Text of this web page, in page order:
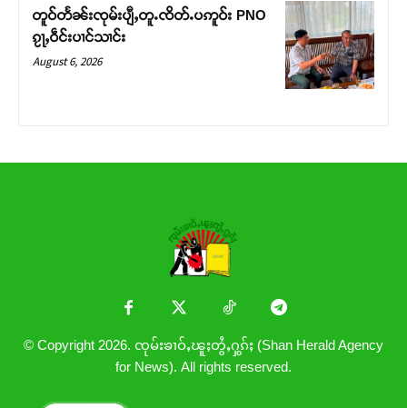
တူဝ်တႅၼ်းၸုမ်းပျီႇတူႉၸိတ်ႉပဢူဝ်း PNO
ၵႂႃႇဝဵင်းပၢင်သၢင်း
August 6, 2026
© Copyright 2026. ၸုမ်းၶၢဝ်ႇၽူႈတွႆႇႁွၵ်ႈ (Shan Herald Agency
for News). All rights reserved.